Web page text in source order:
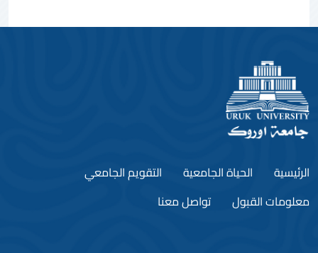
الرئيسية الحياة الجامعية
التقويم الجامعي
معلومات القبول
تواصل معنا